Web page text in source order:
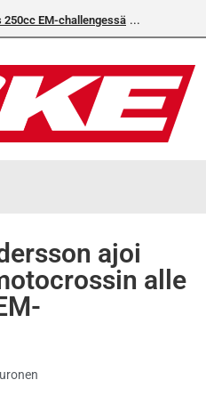
EM-challengessä
ajoi
alle